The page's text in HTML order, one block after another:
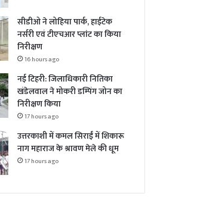
सीडीओ ने लोहिया पार्क, हाईटेक
नर्सरी एवं टीएचआर प्लांट का किया
निरीक्षण
16 hours ago
नई टिहरी: जिलाधिकारी नितिका
खंडेलवाल ने मोकरी डम्पिंग जोन का
निरीक्षण किया
17 hours ago
उत्तरकाशी में कमल सिराईं में शिकारू
नाग महाराज के श्रावण मेले की धूम
17 hours ago